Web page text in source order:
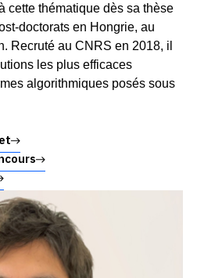
cette thématique dès sa thèse
doctorats en Hongrie, au
Recruté au CNRS en 2018, il
les plus efficaces
algorithmiques posés sous